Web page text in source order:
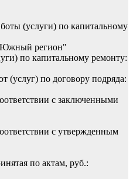
(услуги) по капитальному
регион"
по капитальному ремонту:
(услуг) по договору подряда:
с заключенными
с утвержденным
по актам, руб.: